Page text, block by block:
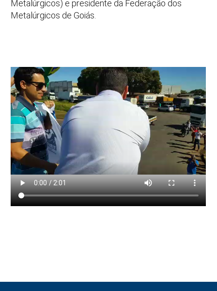
Metalúrgicos) e presidente da Federação dos
Metalúrgicos de Goiás.